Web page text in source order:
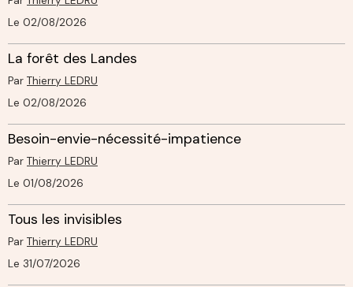
Le 02/08/2026
La forêt des Landes
Par Thierry LEDRU
Le 02/08/2026
Besoin-envie-nécessité-impatience
Par Thierry LEDRU
Le 01/08/2026
Tous les invisibles
Par Thierry LEDRU
Le 31/07/2026